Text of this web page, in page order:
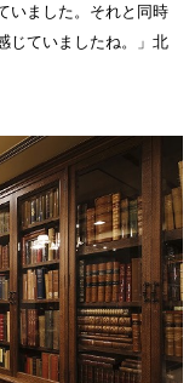
いました。それと同時
じていましたね。」北